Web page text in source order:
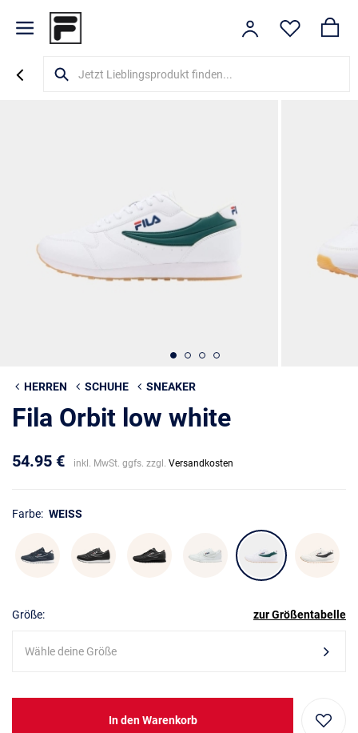
HERREN SCHUHE SNEAKER
Fila Orbit low white
54.95 € inkl. MwSt. ggfs. zzgl. Versandkosten
Farbe: WEISS
Größe: zur Größentabelle
Wähle deine Größe
In den Warenkorb